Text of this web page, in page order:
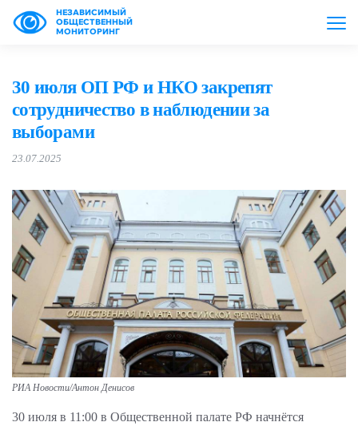
НЕЗАВИСИМЫЙ
ОБЩЕСТВЕННЫЙ
МОНИТОРИНГ
30 июля ОП РФ и НКО закрепят
сотрудничество в наблюдении за
выборами
23.07.2025
РИА Новости/Антон Денисов
30 июля в 11:00 в Общественной палате РФ начнётся